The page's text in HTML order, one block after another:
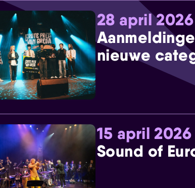
28 april 2026
nieuwe
15 april 2026
Sound of